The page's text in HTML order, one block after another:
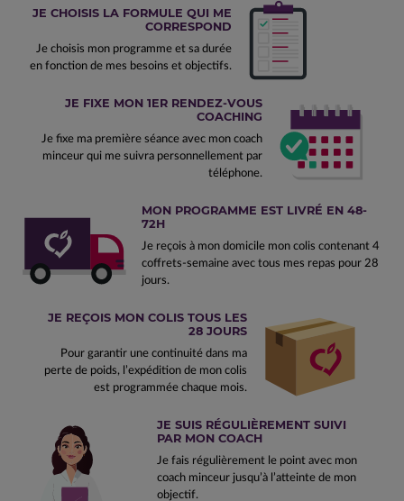
JE CHOISIS LA FORMULE QUI ME
CORRESPOND
Je choisis mon programme et sa durée
en fonction de mes besoins et objectifs.
JE FIXE MON 1ER RENDEZ-VOUS
COACHING
Je fixe ma première séance avec mon coach
minceur qui me suivra personnellement par
téléphone.
MON PROGRAMME EST LIVRÉ EN 48-
72H
Je reçois à mon domicile mon colis contenant 4
coffrets-semaine avec tous mes repas pour 28
jours.
JE REÇOIS MON COLIS TOUS LES
28 JOURS
Pour garantir une continuité dans ma
perte de poids, l’expédition de mon colis
est programmée chaque mois.
JE SUIS RÉGULIÈREMENT SUIVI
PAR MON COACH
Je fais régulièrement le point avec mon
coach minceur jusqu’à l’atteinte de mon
objectif.